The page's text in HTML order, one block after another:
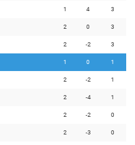
1 4 3
2 0 3
2 -2 3
1 0 1
2 -2 1
2 -4 1
2 -2 0
2 -3 0